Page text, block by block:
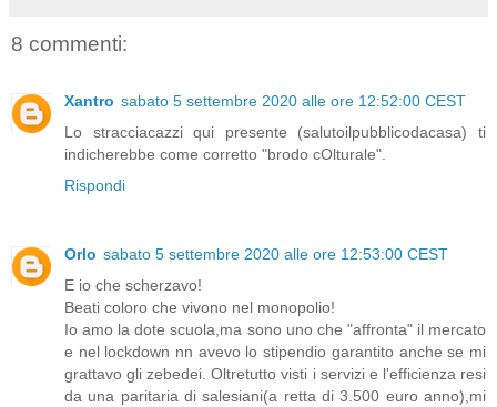
8 commenti:
Xantro sabato 5 settembre 2020 alle ore 12:52:00 CEST
Lo stracciacazzi qui presente (salutoilpubblicodacasa) ti
indicherebbe come corretto "brodo cOlturale".
Rispondi
Orlo sabato 5 settembre 2020 alle ore 12:53:00 CEST
E io che scherzavo!
Beati coloro che vivono nel monopolio!
Io amo la dote scuola,ma sono uno che "affronta" il mercato
e nel lockdown nn avevo lo stipendio garantito anche se mi
grattavo gli zebedei. Oltretutto visti i servizi e l'efficienza resi
da una paritaria di salesiani(a retta di 3.500 euro anno),mi